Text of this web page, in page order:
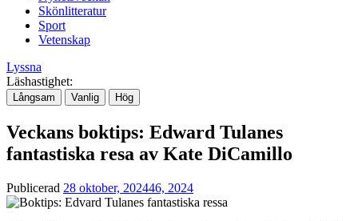
Skönlitteratur
Sport
Vetenskap
Lyssna
Läshastighet:
Långsam Vanlig Hög
Veckans boktips: Edward Tulanes
fantastiska resa av Kate DiCamillo
Publicerad 28 oktober, 202446, 2024